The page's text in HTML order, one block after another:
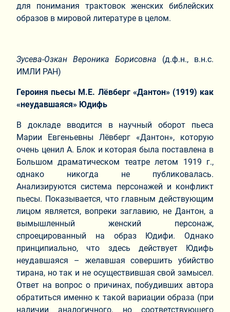
для понимания трактовок женских библейских
образов в мировой литературе в целом.
Зусева-Озкан Вероника Борисовна (д.ф.н., в.н.с.
ИМЛИ РАН)
Героиня пьесы М.Е. Лёвберг «Дантон» (1919) как
«неудавшаяся» Юдифь
В докладе вводится в научный оборот пьеса
Марии Евгеньевны Лёвберг «Дантон», которую
очень ценил А. Блок и которая была поставлена в
Большом драматическом театре летом 1919 г.,
однако никогда не публиковалась.
Анализируются система персонажей и конфликт
пьесы. Показывается, что главным действующим
лицом является, вопреки заглавию, не Дантон, а
вымышленный женский персонаж,
спроецированный на образ Юдифи. Однако
принципиально, что здесь действует Юдифь
неудавшаяся – желавшая совершить убийство
тирана, но так и не осуществившая свой замысел.
Ответ на вопрос о причинах, побудивших автора
обратиться именно к такой вариации образа (при
наличии аналогичного, но соответствующего